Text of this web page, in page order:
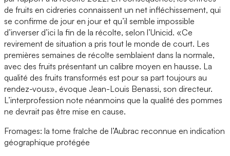
de fruits en cidreries connaissent un net infléchissement, qui
se confirme de jour en jour et qu’il semble impossible
d’inverser d’ici la fin de la récolte, selon l’Unicid. «Ce
revirement de situation a pris tout le monde de court. Les
premières semaines de récolte semblaient dans la normale,
avec des fruits présentant un calibre moyen en hausse. La
qualité des fruits transformés est pour sa part toujours au
rendez-vous», évoque Jean-Louis Benassi, son directeur.
L’interprofession note néanmoins que la qualité des pommes
ne devrait pas être mise en cause.
Fromages: la tome fraîche de l’Aubrac reconnue en indication
géographique protégée